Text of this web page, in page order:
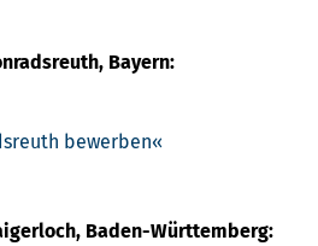
Bayern:
bewerben
Baden-Württemberg: